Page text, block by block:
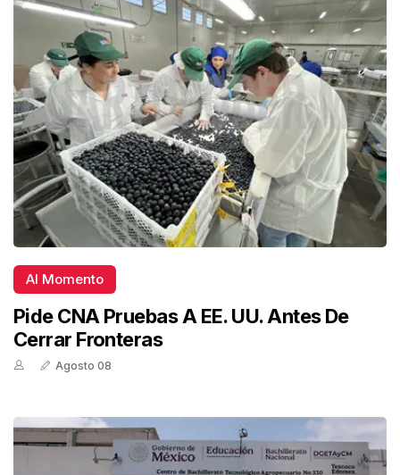
Al Momento
Pide CNA Pruebas A EE. UU. Antes De
Cerrar Fronteras
Agosto 08